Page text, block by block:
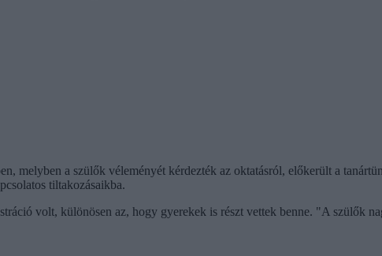
melyben a szülők véleményét kérdezték az oktatásról, előkerült a
tiltakozásaikba.
volt, különösen az, hogy gyerekek is részt vettek benne. "A szülők